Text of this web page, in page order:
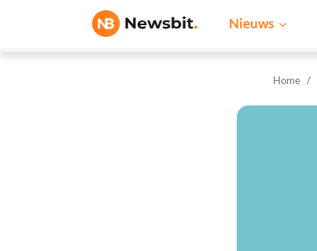
Nieuws
Home